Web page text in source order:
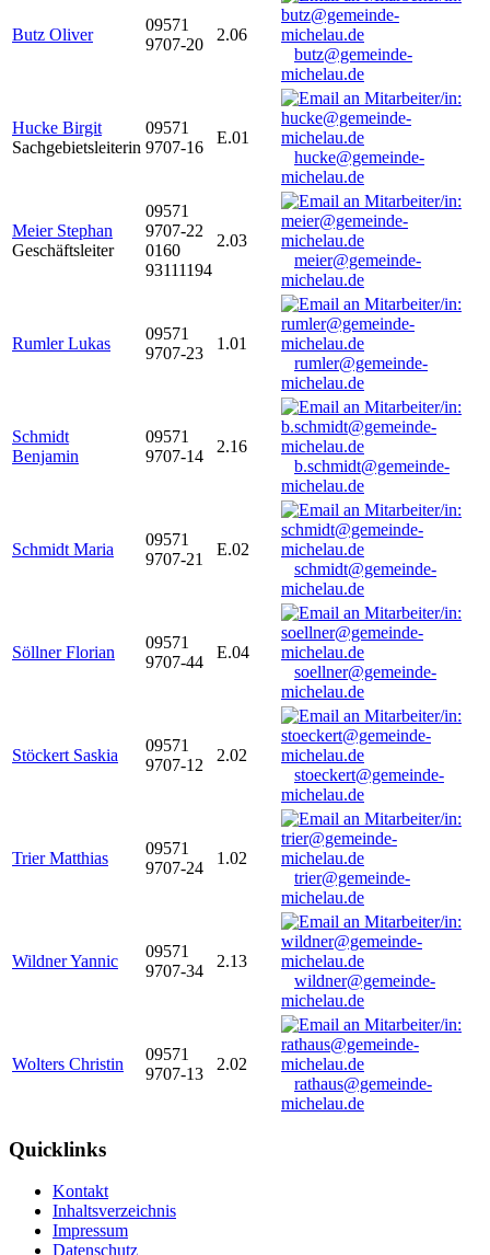
Butz Oliver
09571
9707-20
2.06
butz@gemeinde-
michelau.de
Hucke Birgit
Sachgebietsleiterin
09571
9707-16
E.01
hucke@gemeinde-
michelau.de
Meier Stephan
Geschäftsleiter
09571
9707-22
0160
93111194
2.03
meier@gemeinde-
michelau.de
Rumler Lukas
09571
9707-23
1.01
rumler@gemeinde-
michelau.de
Schmidt
Benjamin
09571
9707-14
2.16
b.schmidt@gemeinde-
michelau.de
Schmidt Maria
09571
9707-21
E.02
schmidt@gemeinde-
michelau.de
Söllner Florian
09571
9707-44
E.04
soellner@gemeinde-
michelau.de
Stöckert Saskia
09571
9707-12
2.02
stoeckert@gemeinde-
michelau.de
Trier Matthias
09571
9707-24
1.02
trier@gemeinde-
michelau.de
Wildner Yannic
09571
9707-34
2.13
wildner@gemeinde-
michelau.de
Wolters Christin
09571
9707-13
2.02
rathaus@gemeinde-
michelau.de
Quicklinks
Kontakt
Inhaltsverzeichnis
Impressum
Datenschutz